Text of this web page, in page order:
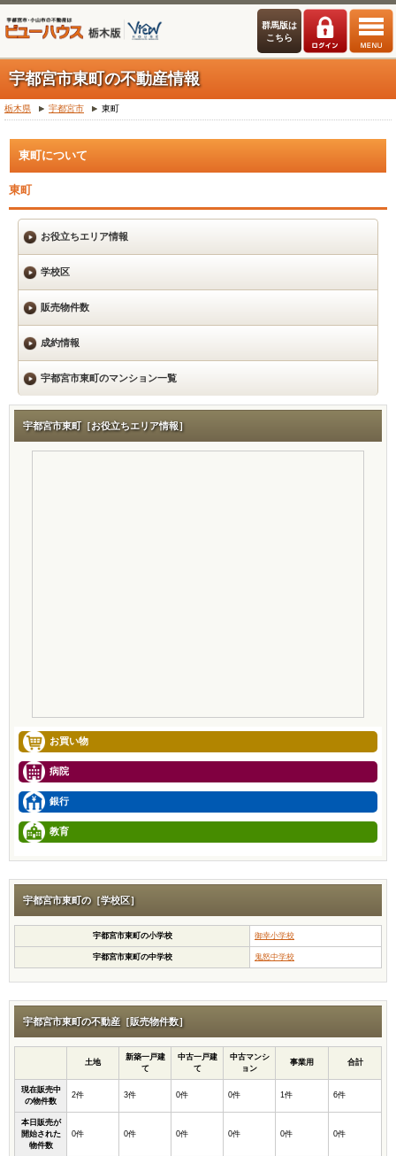
群馬版は
こちら
宇都宮市東町の不動産情報
栃木県 宇都宮市 東町
東町について
東町
お役立ちエリア情報
学校区
販売物件数
成約情報
宇都宮市東町のマンション一覧
宇都宮市東町［お役立ちエリア情報］
お買い物
病院
銀行
教育
宇都宮市東町の［学校区］
宇都宮市東町の小学校 御幸小学校
宇都宮市東町の中学校 鬼怒中学校
宇都宮市東町の不動産［販売物件数］
土地
新築一戸建
て
中古一戸建
て
中古マンシ
ョン
事業用 合計
現在販売中
の物件数
2件 3件 0件 0件 1件 6件
本日販売が
開始された
物件数
0件 0件 0件 0件 0件 0件